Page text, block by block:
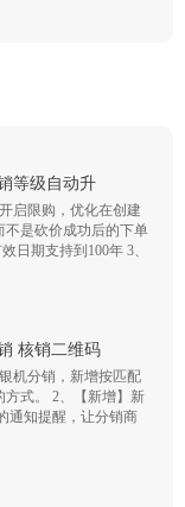
等级自动升
启限购，优化在创建
不是砍价成功后的下单
日期支持到100年 3、
核销二维码
机分销，新增按匹配
式。 2、【新增】新
通知提醒，让分销商